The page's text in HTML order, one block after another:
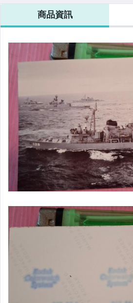
賣)J 269
片 現況賣)J 695
商品資訊